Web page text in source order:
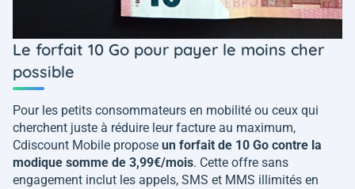
Le forfait 10 Go pour payer le moins cher
possible
Pour les petits consommateurs en mobilité ou ceux qui
cherchent juste à réduire leur facture au maximum,
Cdiscount Mobile propose un forfait de 10 Go contre la
modique somme de 3,99€/mois. Cette offre sans
engagement inclut les appels, SMS et MMS illimités en